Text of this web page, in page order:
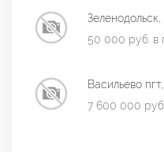
50 000 руб. в
Васильево
7 600 000 руб.